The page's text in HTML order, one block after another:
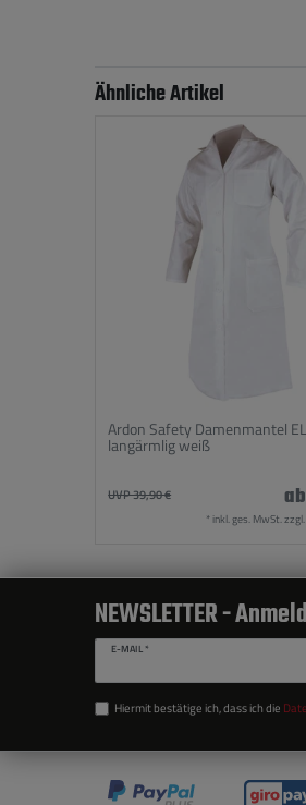
Ähnliche Artikel
Ardon Safety Damenmantel
langärmlig weiß
UVP 39,90 €
* inkl. ges. MwSt.zzgl.
NEWSLETTER -
E-MAIL *
Hiermit bestätige ich, dass ich die